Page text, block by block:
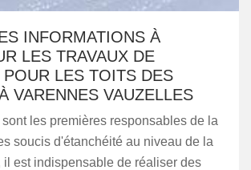
INFORMATIONS À
LES TRAVAUX DE
POUR LES TOITS DES
VARENNES VAUZELLES
les premières responsables de la
soucis d'étanchéité au niveau de la
il est indispensable de réaliser des